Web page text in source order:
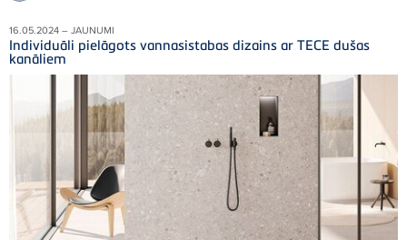
16.05.2024 – JAUNUMI
Individuāli pielāgots vannasistabas dizains ar TECE dušas
kanāliem